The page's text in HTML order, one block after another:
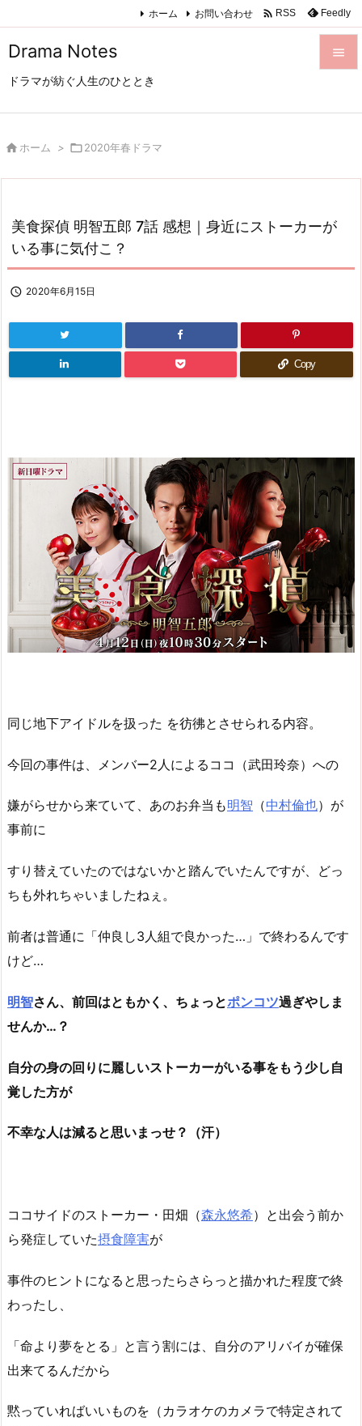
Drama Notes
ドラマが紡ぐ人生のひととき

次へ
検索
ホーム お問い合わせ  RSS Feedly
 ホーム > 2020年春ドラマ
美食探偵 明智五郎 7話 感想｜身近にストーカーが
いる事に気付こ？
 2020年6月15日
Copy
同じ地下アイドルを扱った を彷彿とさせられる内容。
今回の事件は、メンバー2人によるココ（武田玲奈）への
嫌がらせから来ていて、あのお弁当も明智 （中村倫也）が
事前に
すり替えていたのではないかと踏んでいたんですが、どっ
ちも外れちゃいましたねぇ。
前者は普通に「仲良し3人組で良かった…」で終わるんです
けど…
明智さん、前回はともかく、ちょっとポンコツ過ぎやしま
せんか…？
自分の身の回りに麗しいストーカーがいる事をもう少し自
覚した方が
不幸な人は減ると思いまっせ？（汗）
ココサイドのストーカー・田畑（森永悠希）と出会う前か
ら発症していた摂食障害が
事件のヒントになると思ったらさらっと描かれた程度で終
わったし、
「命より夢をとる」と言う割には、自分のアリバイが確保
出来てるんだから
黙っていればいいものを（カラオケのカメラで特定されて